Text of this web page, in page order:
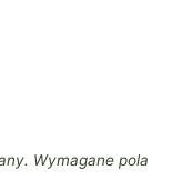
Wymagane pola